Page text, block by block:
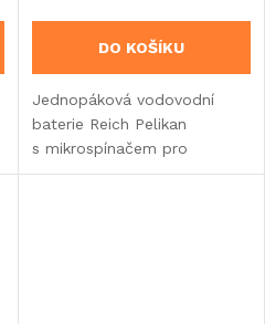
DO KOŠÍKU
Jednopáková vodovodní
baterie Reich Pelikan
s mikrospínačem pro
karavany a obytné vozy.